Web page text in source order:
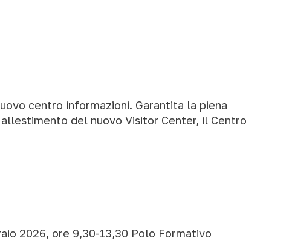
centro informazioni. Garantita la piena
del nuovo Visitor Center, il Centro
2026, ore 9,30-13,30 Polo Formativo